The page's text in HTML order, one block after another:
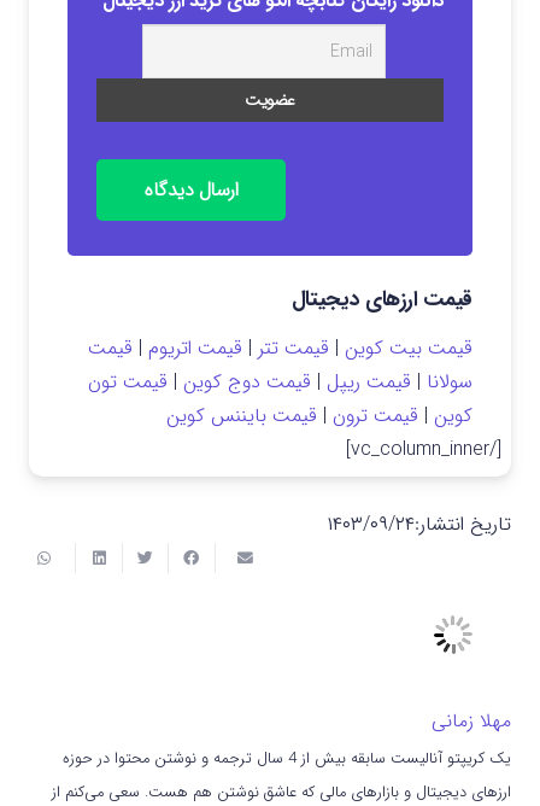
ارسال دیدگاه
قیمت ارزهای دیجیتال
قیمت بیت کوین | قیمت تتر | قیمت اتریوم | قیمت
سولانا | قیمت ریپل | قیمت دوج کوین | قیمت تون
کوین | قیمت ترون | قیمت بایننس کوین
[/vc_column_inner]
تاریخ انتشار:۱۴۰۳/۰۹/۲۴
مهلا زمانی
یک کریپتو آنالیست سابقه بیش از 4 سال ترجمه و نوشتن محتوا در حوزه
ارزهای دیجیتال و بازارهای مالی که عاشق نوشتن هم هست. سعی می‌کنم از